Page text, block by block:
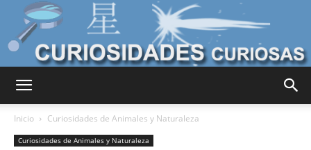
Inicio Curiosidades de Animales y Naturaleza
Curiosidades de Animales y Naturaleza